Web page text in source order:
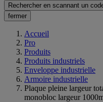
Rechercher en scannant un
fermer
Accueil
Pro
Produits
Produits industriels
Enveloppe industrielle
Armoire industrielle
Plaque pleine largeur
monobloc largeur